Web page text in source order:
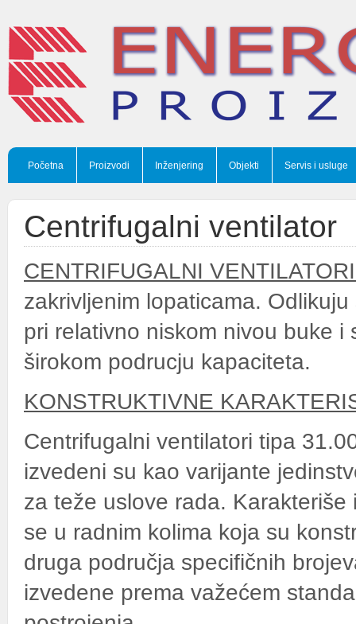
Početna Proizvodi Inženjering Objekti Servis i usluge
Centrifugalni ventilator
CENTRIFUGALNI
zakrivljenim lopaticama.
pri relativno niskom nivou buke i
širokom podrucju kapaciteta.
KONSTRUKTIVNE
Centrifugalni ventilatori tipa
izvedeni su kao varijante
za teže uslove rada.
se u radnim kolima koja su
druga područja specifičnih
izvedene prema važećem